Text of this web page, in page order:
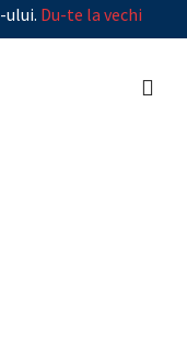
ului. Du-te la vechi